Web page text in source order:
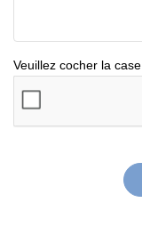
Veuillez cocher la case